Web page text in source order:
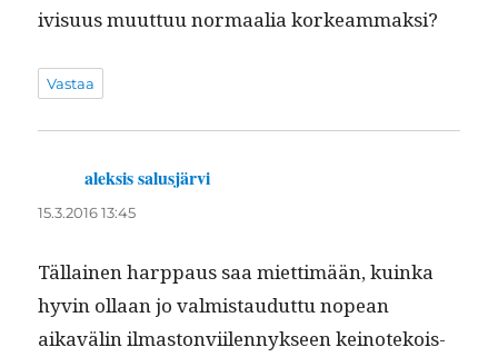
ivi­su­us muut­tuu nor­maalia korkeammaksi?
Vastaa
aleksis salusjärvi
15.3.2016 13:45
Täl­lainen harp­paus saa miet­timään, kuin­ka
hyvin ollaan jo valmis­taudut­tu nopean
aikavälin ilmas­ton­vi­ilen­nyk­seen keinotekois­